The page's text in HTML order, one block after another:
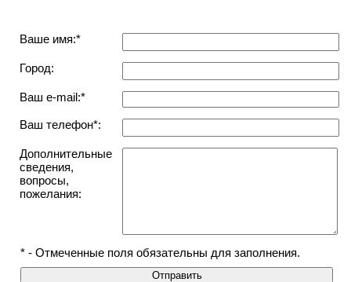
Ваше имя:*
Город:
Ваш e-mail:*
Ваш телефон*:
Дополнительные
сведения,
вопросы,
пожелания:
* - Отмеченные поля обязательны для заполнения.